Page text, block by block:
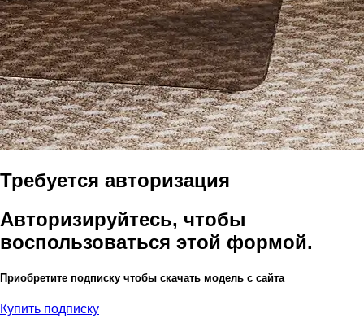
Требуется авторизация
Авторизируйтесь, чтобы
воспользоваться этой формой.
Приобретите подписку чтобы скачать модель с сайта
Купить подписку